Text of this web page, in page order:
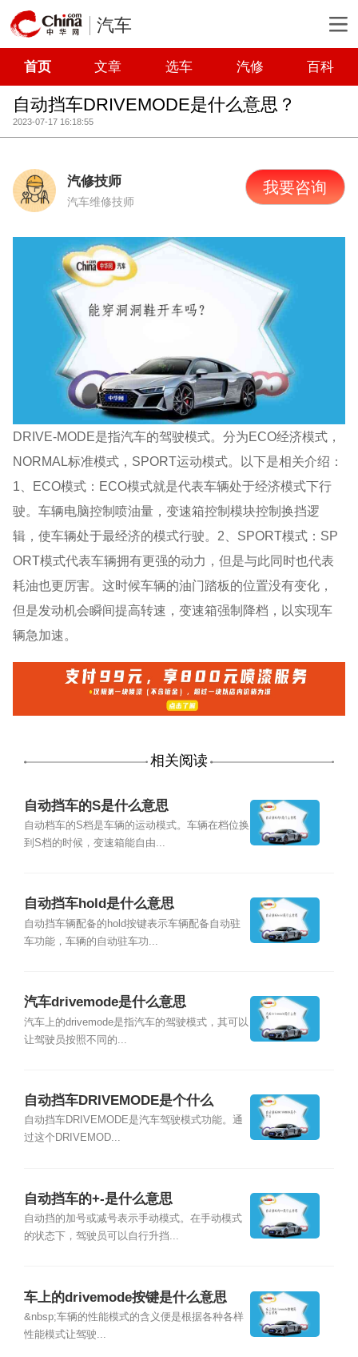
汽车
首页 文章 选车 汽修 百科
自动挡车DRIVEMODE是什么意思？
2023-07-17 16:18:55
汽修技师
汽车维修技师
我要咨询
DRIVE-MODE是指汽车的驾驶模式。分为ECO经济模式，
NORMAL标准模式，SPORT运动模式。以下是相关介绍：
1、ECO模式：ECO模式就是代表车辆处于经济模式下行
驶。车辆电脑控制喷油量，变速箱控制模块控制换挡逻
辑，使车辆处于最经济的模式行驶。2、SPORT模式：SP
ORT模式代表车辆拥有更强的动力，但是与此同时也代表
耗油也更厉害。这时候车辆的油门踏板的位置没有变化，
但是发动机会瞬间提高转速，变速箱强制降档，以实现车
辆急加速。
相关阅读
自动挡车的S是什么意思
自动档车的S档是车辆的运动模式。车辆在档位换
到S档的时候，变速箱能自由...
自动挡车hold是什么意思
自动挡车辆配备的hold按键表示车辆配备自动驻
车功能，车辆的自动驻车功...
汽车drivemode是什么意思
汽车上的drivemode是指汽车的驾驶模式，其可以
让驾驶员按照不同的...
自动挡车DRIVEMODE是个什么
自动挡车DRIVEMODE是汽车驾驶模式功能。通
过这个DRIVEMOD...
自动挡车的+-是什么意思
自动挡的加号或减号表示手动模式。在手动模式
的状态下，驾驶员可以自行升挡...
车上的drivemode按键是什么意思
&nbsp;车辆的性能模式的含义便是根据各种各样
性能模式让驾驶...